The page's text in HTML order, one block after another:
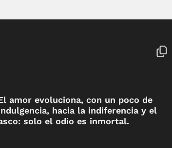
amor evoluciona, con un poco de
hacia la indiferencia y el
solo el odio es inmortal.